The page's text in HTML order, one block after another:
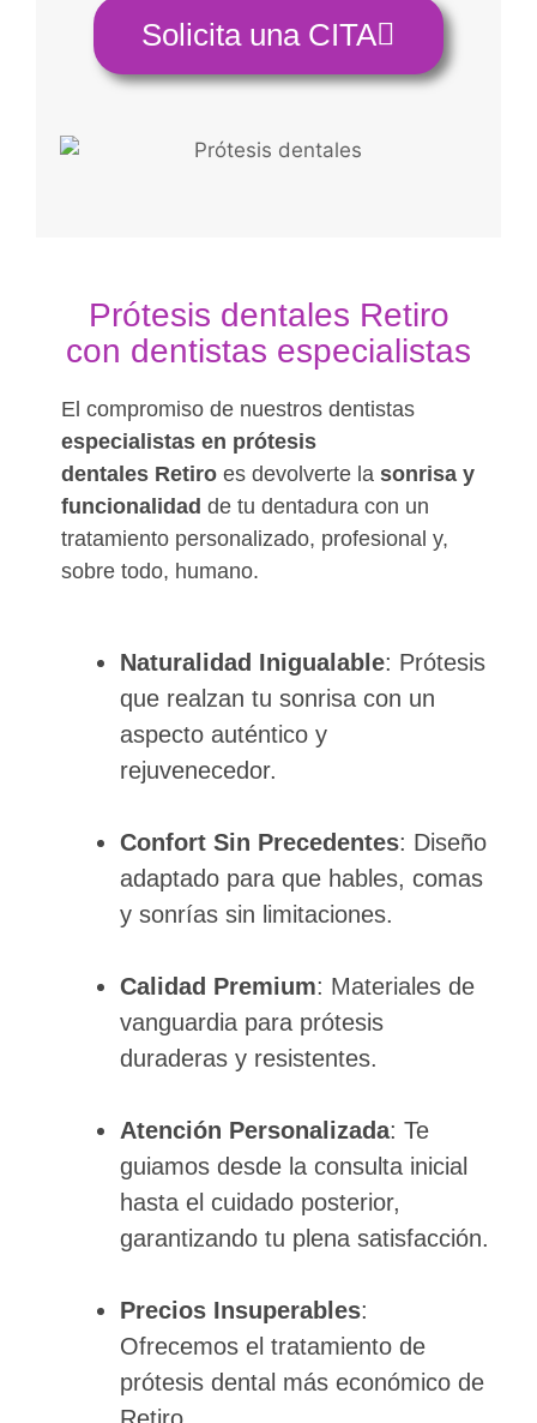
Solicita una CITA
Prótesis dentales Retiro
con dentistas especialistas
El compromiso de nuestros dentistas
especialistas en prótesis
dentales Retiro es devolverte lasonrisa y
funcionalidad de tu dentadura con un
tratamiento personalizado, profesional y,
sobre todo, humano.
Naturalidad Inigualable: Prótesis
que realzan tu sonrisa con un
aspecto auténtico y
rejuvenecedor.
Confort Sin Precedentes: Diseño
adaptado para que hables, comas
y sonrías sin limitaciones.
Calidad Premium: Materiales de
vanguardia para prótesis
duraderas y resistentes.
Atención Personalizada: Te
guiamos desde la consulta inicial
hasta el cuidado posterior,
garantizando tu plena satisfacción.
Precios Insuperables:
Ofrecemos el tratamiento de
prótesis dental más económico de